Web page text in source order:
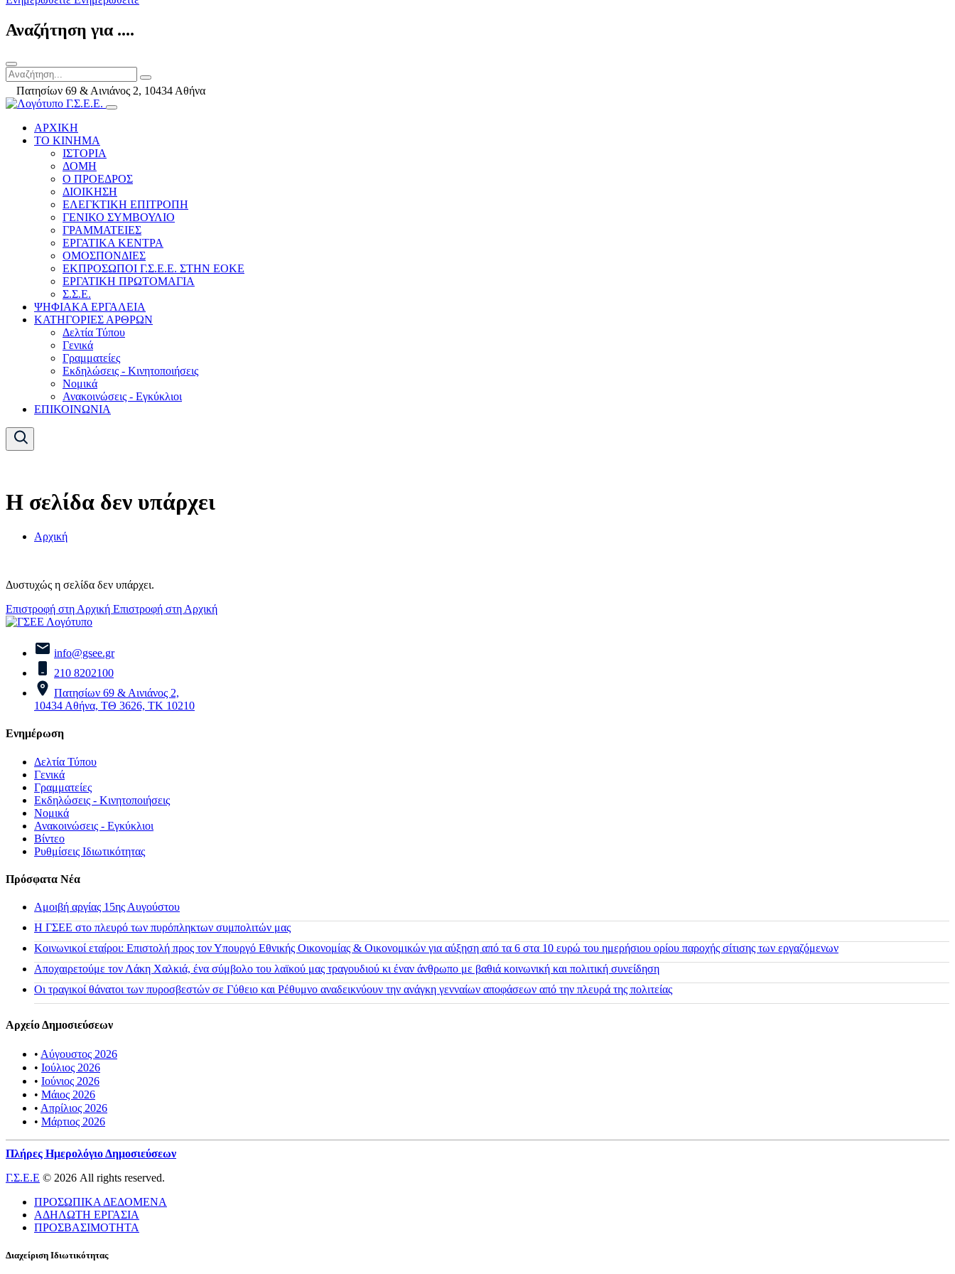
Αναζήτηση για ....
Πατησίων 69 & Αινιάνος 2, 10434 Αθήνα
ΑΡΧΙΚΗ
ΤΟ ΚΙΝΗΜΑ
ΙΣΤΟΡΙΑ
ΔΟΜΗ
Ο ΠΡΟΕΔΡΟΣ
ΔΙΟΙΚΗΣΗ
ΕΛΕΓΚΤΙΚΗ ΕΠΙΤΡΟΠΗ
ΓΕΝΙΚΟ ΣΥΜΒΟΥΛΙΟ
ΓΡΑΜΜΑΤΕΙΕΣ
ΕΡΓΑΤΙΚΑ ΚΕΝΤΡΑ
ΟΜΟΣΠΟΝΔΙΕΣ
ΕΚΠΡΟΣΩΠΟΙ Γ.Σ.Ε.Ε. ΣΤΗΝ ΕΟΚΕ
ΕΡΓΑΤΙΚΗ ΠΡΩΤΟΜΑΓΙΑ
Σ.Σ.Ε.
ΨΗΦΙΑΚΑ ΕΡΓΑΛΕΙΑ
ΚΑΤΗΓΟΡΙΕΣ ΑΡΘΡΩΝ
Δελτία Τύπου
Γενικά
Γραμματείες
Εκδηλώσεις - Κινητοποιήσεις
Νομικά
Ανακοινώσεις - Εγκύκλιοι
ΕΠΙΚΟΙΝΩΝΙΑ
Η σελίδα δεν υπάρχει
Αρχική
Δυστυχώς η σελίδα δεν υπάρχει.
Επιστροφή στη Αρχική Επιστροφή στη Αρχική
info@gsee.gr
210 8202100
Πατησίων 69 & Αινιάνος 2,
10434 Αθήνα, ΤΘ 3626, ΤΚ 10210
Ενημέρωση
Δελτία Τύπου
Γενικά
Γραμματείες
Εκδηλώσεις - Κινητοποιήσεις
Νομικά
Ανακοινώσεις - Εγκύκλιοι
Βίντεο
Ρυθμίσεις Ιδιωτικότητας
Πρόσφατα Νέα
Αμοιβή αργίας 15ης Αυγούστου
H ΓΣΕΕ στο πλευρό των πυρόπληκτων συμπολιτών μας
Κοινωνικοί εταίροι: Επιστολή προς τον Υπουργό Εθνικής Οικονομίας & Οικονομικών για αύξηση από τα 6 στα 10 ευρώ του ημερήσιου ορίου παροχής σίτισης των εργαζόμενων
Αποχαιρετούμε τον Λάκη Χαλκιά, ένα σύμβολο του λαϊκού μας τραγουδιού κι έναν άνθρωπο με βαθιά κοινωνική και πολιτική συνείδηση
Οι τραγικοί θάνατοι των πυροσβεστών σε Γύθειο και Ρέθυμνο αναδεικνύουν την ανάγκη γενναίων αποφάσεων από την πλευρά της πολιτείας
Αρχείο Δημοσιεύσεων
• Αύγουστος 2026
• Ιούλιος 2026
• Ιούνιος 2026
• Μάιος 2026
• Απρίλιος 2026
• Μάρτιος 2026
Πλήρες Ημερολόγιο Δημοσιεύσεων
Γ.Σ.Ε.Ε © 2026 All rights reserved.
ΠΡΟΣΩΠΙΚΑ ΔΕΔΟΜΕΝΑ
ΑΔΗΛΩΤΗ ΕΡΓΑΣΙΑ
ΠΡΟΣΒΑΣΙΜΟΤΗΤΑ
Διαχείριση Ιδιωτικότητας